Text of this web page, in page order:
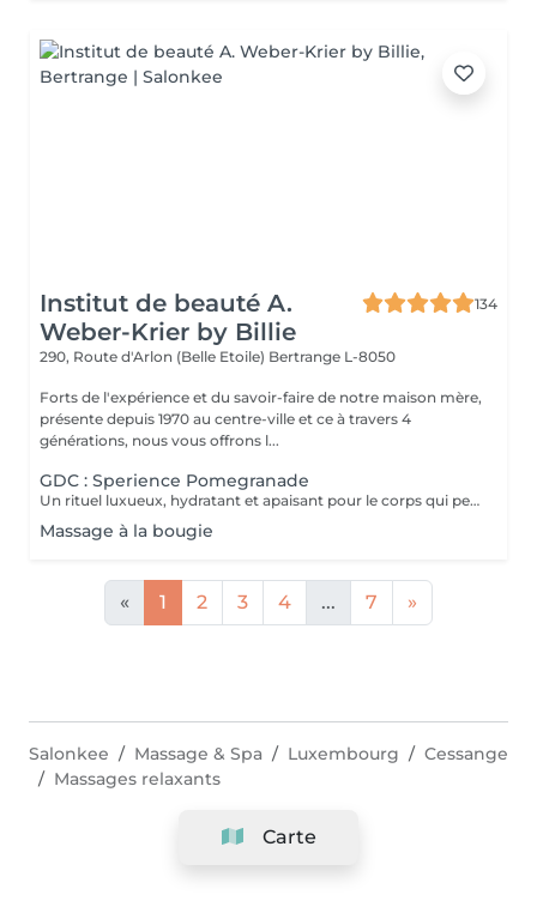
Institut de beauté A.
Weber-Krier by Billie
134
290, Route d'Arlon (Belle Etoile) Bertrange L-8050
Forts de l'expérience et du savoir-faire de notre maison mère,
présente depuis 1970 au centre-ville et ce à travers 4
générations, nous vous offrons l...
GDC : Sperience Pomegranade
Un rituel luxueux, hydratant et apaisant pour le corps qui peut être personnalisé en fonction des besoins de la peau. La ligne est basée sur la grenade, un ingrédient fantastique,apaisant et antioxydant. Le résultat ? Renouvellement cellulaire, vitalité et hydratation ! POMEGRANATE BODY SCRUB: Avec le gommage corporel à base de poudre et de crème, savourez un rituel d'exfoliation de tout le corps d'une durée de 45 minutes. POMEGRANATE BODY MASSAGE : Massage en position allongée puis en position couchée avec la crème de massage sensoriel. Ce rituel dure 45 minutes. POMEGRANATE BODY WRAP : L'enveloppement est appliqué par des mouvements doux et laissé reposer 20 minutes avant de faire pénétrer le produit par un massage. Le rituel dure 60 minutes. POMEGRANATE RED SERENITY : Un délicieux rituel de 90 minutes alliant le pouvoir des graines de grenade aux puissants effets hydratants de la crème. POMEGRANATE SWEET COCOON : Plongez dans le monde de la grenade Sperience pendant 90 minutes avec ce rituel complet comprenant gommage, massage et enveloppement.
Massage à la bougie
« 1 2 3 4 ... 7 »
Carte
Salonkee Massage & Spa Luxembourg
Cessange
Massages relaxants